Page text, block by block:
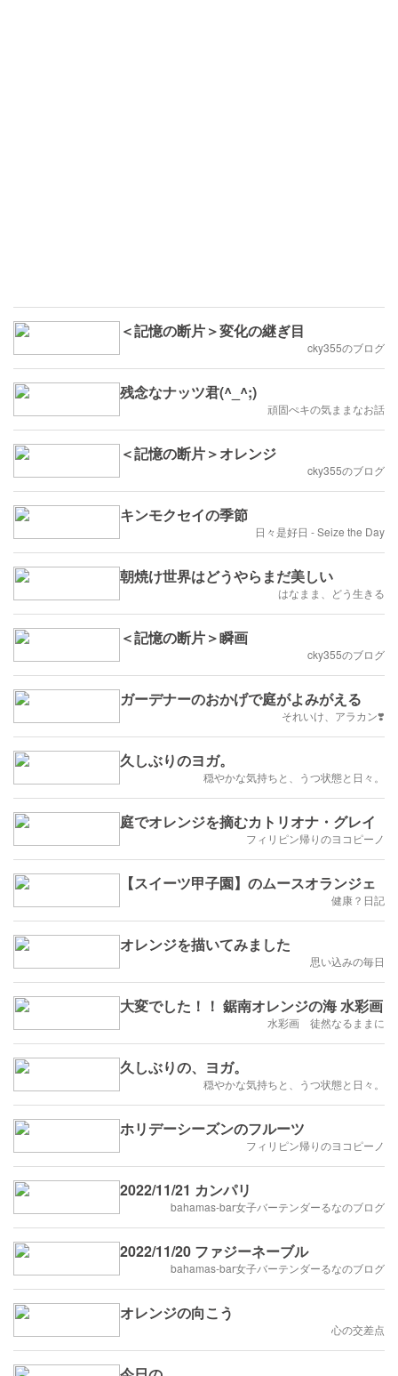
＜記憶の断片＞変化の継ぎ目
cky355のブログ
残念なナッツ君(^_^;)
頑固ぺキの気ままなお話
＜記憶の断片＞オレンジ
cky355のブログ
キンモクセイの季節
日々是好日 - Seize the Day
朝焼け世界はどうやらまだ美しい
はなまま、どう生きる
＜記憶の断片＞瞬画
cky355のブログ
ガーデナーのおかげで庭がよみがえる
それいけ、アラカン❣️
久しぶりのヨガ。
穏やかな気持ちと、うつ状態と日々。
庭でオレンジを摘むカトリオナ・グレイ
フィリピン帰りのヨコピーノ
【スイーツ甲子園】のムースオランジェ
健康？日記
オレンジを描いてみました
思い込みの毎日
大変でした！！ 鋸南オレンジの海 水彩画
水彩画 徒然なるままに
久しぶりの、ヨガ。
穏やかな気持ちと、うつ状態と日々。
ホリデーシーズンのフルーツ
フィリピン帰りのヨコピーノ
2022/11/21 カンパリ
bahamas-bar女子バーテンダーるなのブログ
2022/11/20 ファジーネーブル
bahamas-bar女子バーテンダーるなのブログ
オレンジの向こう
心の交差点